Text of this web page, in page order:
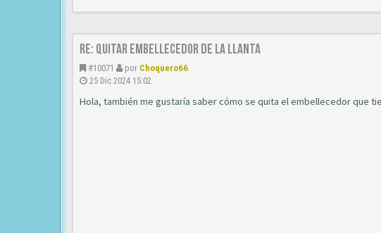
Re: QUITAR EMBELLECEDOR DE LA LLANTA
#10071 por Choquero66
25 Dic 2024 15:02
Hola, también me gustaría saber cómo se quita el embellecedor que